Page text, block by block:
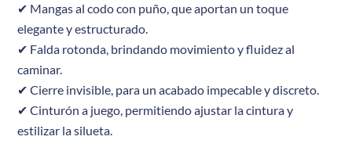
✔ Mangas al codo con puño, que aportan un toque
elegante y estructurado.
✔ Falda rotonda, brindando movimiento y fluidez al
caminar.
✔ Cierre invisible, para un acabado impecable y discreto.
✔ Cinturón a juego, permitiendo ajustar la cintura y
estilizar la silueta.